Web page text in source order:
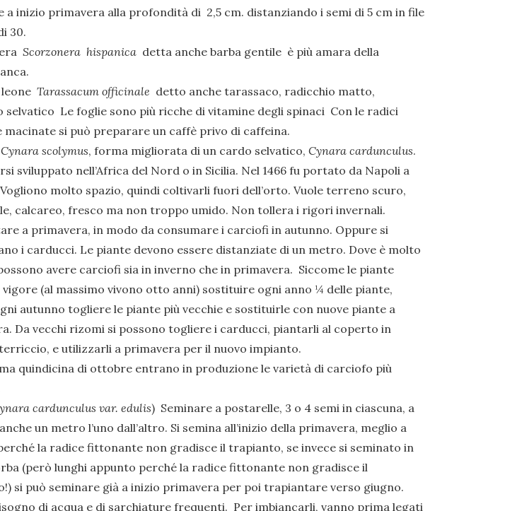
a inizio primavera alla profondità di 2,5 cm. distanziando i semi di 5 cm in file
30.
Scorzonera hispanicadetta anche barba gentile è più amara della
Tarassacum officinale detto anche tarassaco, radicchio matto,
selvatico Le foglie sono più ricche di vitamine degli spinaci Con le radici
macinate si può preparare un caffè privo di caffeina.
Cynara scolymus, forma migliorata di un cardo selvatico, Cynara cardunculus.
sviluppato nell’Africa del Nord o in Sicilia. Nel 1466 fu portato da Napoli a
molto spazio, quindi coltivarli fuori dell’orto. Vuole terreno scuro,
calcareo, fresco ma non troppo umido. Non tollera i rigori invernali.
a primavera, in modo da consumare i carciofi in autunno. Oppure si
i carducci. Le piante devono essere distanziate di un metro. Dove è molto
avere carciofi sia in inverno che in primavera. Siccome le piante
(al massimo vivono otto anni) sostituire ogni anno ¼ delle piante,
autunno togliere le piante più vecchie e sostituirle con nuove piante a
Da vecchi rizomi si possono togliere i carducci, piantarli al coperto in
terriccio, e utilizzarli a primavera per il nuovo impianto.
quindicina di ottobre entrano in produzione le varietà di carciofo più
cardunculus var. edulis) Seminare a postarelle, 3 o 4 semi in ciascuna, a
un metro l’uno dall’altro. Si semina all’inizio della primavera, meglio a
la radice fittonante non gradisce il trapianto, se invece si seminato in
(però lunghi appunto perché la radice fittonante non gradisce il
si può seminare già a inizio primavera per poi trapiantare verso giugno.
di acqua e di sarchiature frequenti. Per imbiancarli, vanno prima legati